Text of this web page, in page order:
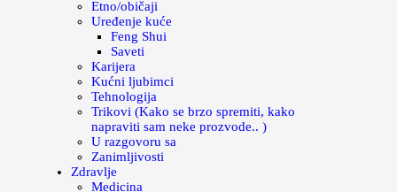
Etno/običaji
Uređenje kuće
Feng Shui
Saveti
Karijera
Kućni ljubimci
Tehnologija
Trikovi (Kako se brzo spremiti, kako
napraviti sam neke prozvode.. )
U razgovoru sa
Zanimljivosti
Zdravlje
Medicina